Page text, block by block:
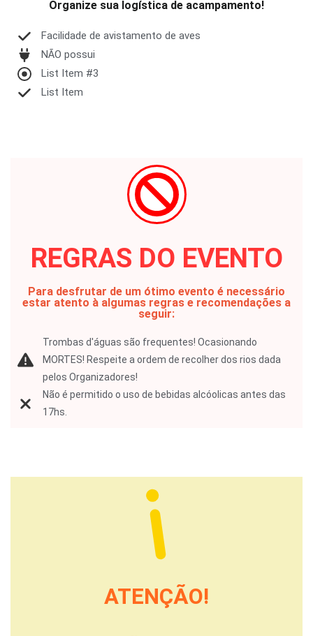
Organize sua logística de acampamento!
Facilidade de avistamento de aves
NÃO possui
List Item #3
List Item
REGRAS DO EVENTO
Para desfrutar de um ótimo evento é necessário
estar atento à algumas regras e recomendações a
seguir:
Trombas d'águas são frequentes! Ocasionando
MORTES! Respeite a ordem de recolher dos rios dada
pelos Organizadores!
Não é permitido o uso de bebidas alcóolicas antes das
17hs.
ATENÇÃO!